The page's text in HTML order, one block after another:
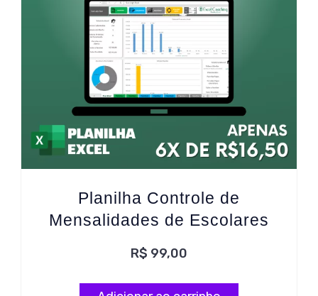
Planilha Controle de
Mensalidades de Escolares
R$ 99,00